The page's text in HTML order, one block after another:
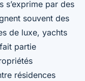
s’exprime par des
souvent des
de luxe, yachts
partie
résidences